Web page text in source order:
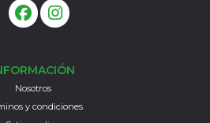
Nosotros
y condiciones